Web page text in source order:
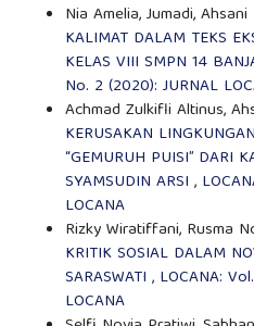
Nia Amelia, Jumadi, Ahsani
KALIMAT DALAM TEKS
KELAS VIII SMPN 14
No. 2 (2020): JURNAL
Achmad Zulkifli Altinus,
KERUSAKAN
“GEMURUH PUISI” DARI
SYAMSUDIN ARSI ,
LOCANA
Rizky Wiratiffani, Rusma
KRITIK SOSIAL DALAM
SARASWATI , LOCANA:
LOCANA